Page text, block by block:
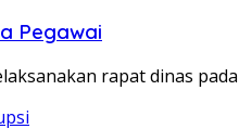
Pegawai
rapat dinas